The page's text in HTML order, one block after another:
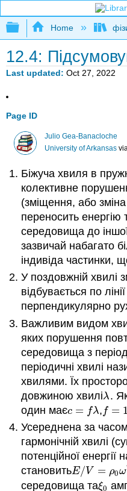
Expand/
Home
12.4:
Last updated Oct 27, 2022
Page ID
Julio Gea-Banacloche
University of Arkansas
Біжуча хвиля в
колективне
(зміщення, або
переносить енергію
середовища до
зазвичай набагато
індивіда частинки,
У поздовжній хвилі
відбувається по
перпендикулярно
Важливим видом
яких порушення
середовища з
періодичні хвилі
хвилями. Їх
довжиною хвиліλ
λ.
один маєc = fλ
c =fλ , f = 1
f= 1/ T
Усереднена за часом
гармонічній хвилі
потенційної
становитьE/V = ρ0ω
E/V= ρ0 ω2ξ
середовища таξ0
ξ0